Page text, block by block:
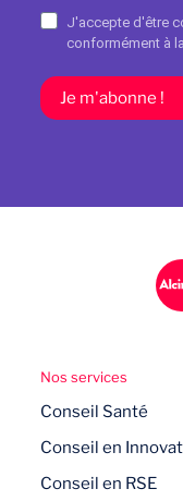
J'accepte d'être
conformément à la
Je m'abonne !
Nos services
Conseil Santé
Conseil en
Conseil en RSE